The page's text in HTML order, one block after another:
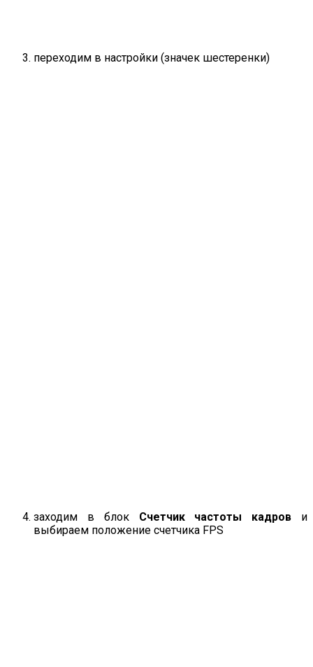
переходим в настройки (значек шестеренки)
заходим в блок Счетчик частоты кадров и
выбираем положение счетчика FPS